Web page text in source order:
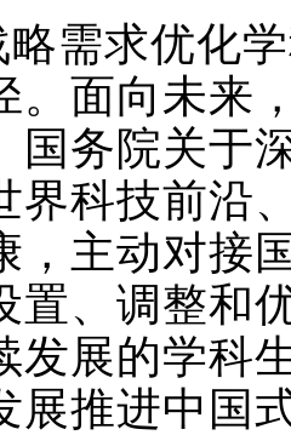
需求优化
。面向未来
国务院关于
界科技前沿
，主动对接
置、调整和
发展的学科
展推进中国